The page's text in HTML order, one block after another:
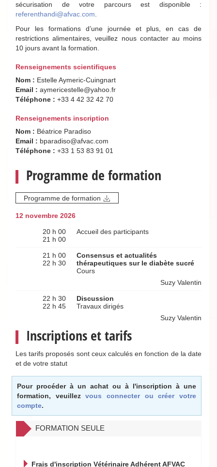
sécurisation de votre parcours est disponible :
referenthandi@afvac.com
Pour les formations d’une journée et plus, en cas de
restrictions alimentaires, veuillez nous contacter au moins
10 jours avant la formation.
Renseignements scientifiques
Nom : Estelle Aymeric-Cuingnart
Email : aymericestelle@yahoo.fr
Téléphone : +33 4 42 32 42 70
Renseignements inscription
Nom : Béatrice Paradiso
Email : bparadiso@afvac.com
Téléphone : +33 1 53 83 91 01
Programme de formation
Programme de formation
12 novembre 2026
20 h 00
21 h 00
Accueil des participants
21 h 00
22 h 30
Consensus et actualités
thérapeutiques sur le diabète sucré
Cours
Suzy Valentin
22 h 30
22 h 45
Discussion
Travaux dirigés
Suzy Valentin
Inscriptions et tarifs
Les tarifs proposés sont ceux calculés en fonction de la date
et de votre statut
Pour procéder à un achat ou à l'inscription à une
formation, veuillezvous connecter ou créer votre
compte.
FORMATION SEULE
Frais d'inscription Vétérinaire Adhérent AFVAC